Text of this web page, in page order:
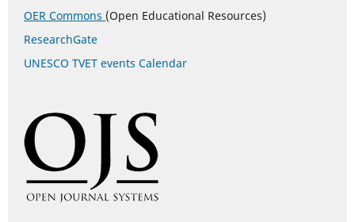
OER Commons (Open Educational Resources)
ResearchGate
UNESCO TVET events Calendar